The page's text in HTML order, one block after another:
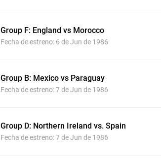
Group F: England vs Morocco
Fecha de estreno: 6 de Jun de 1986
Group B: Mexico vs Paraguay
Fecha de estreno: 7 de Jun de 1986
Group D: Northern Ireland vs. Spain
Fecha de estreno: 7 de Jun de 1986